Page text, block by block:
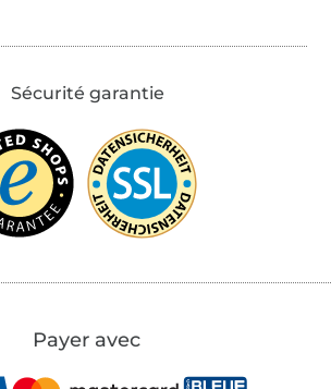
Sécurité garantie
Payer avec